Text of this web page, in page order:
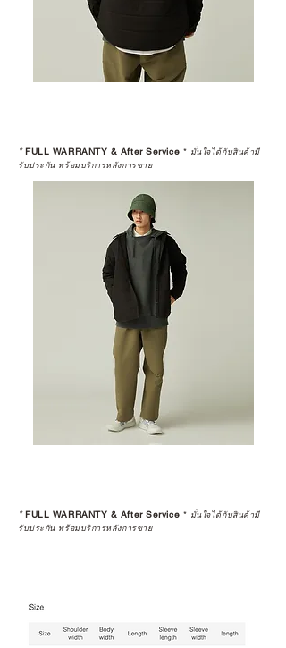
*FULL WARRANTY & After Service * มั่นใจได้กับสินค้ามี
รับประกัน พร้อมบริการหลังการขาย
*FULL WARRANTY & After Service * มั่นใจได้กับสินค้ามี
รับประกัน พร้อมบริการหลังการขาย